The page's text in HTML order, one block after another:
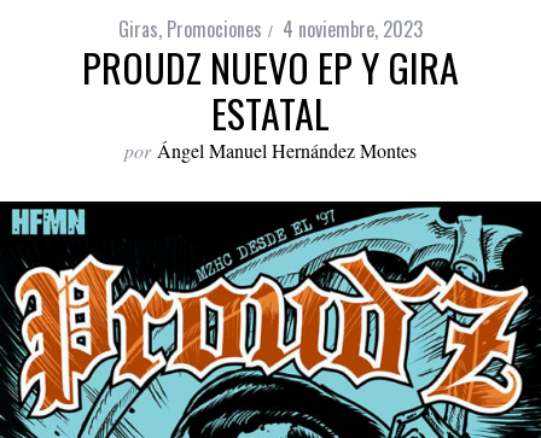
Giras, Promociones 4 noviembre, 2023
PROUDZ NUEVO EP Y GIRA
ESTATAL
por Ángel Manuel Hernández Montes